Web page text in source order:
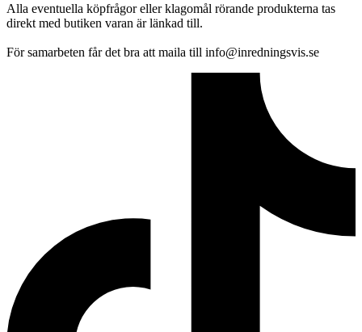
Alla eventuella köpfrågor eller klagomål rörande produkterna tas
direkt med butiken varan är länkad till.
För samarbeten får det bra att maila till info@inredningsvis.se